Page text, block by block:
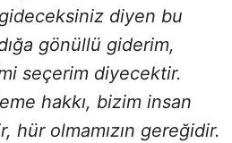
gideceksiniz diyen bu
gönüllü giderim,
seçerim diyecektir.
hakkı, bizim insan
hür olmamızın gereğidir.